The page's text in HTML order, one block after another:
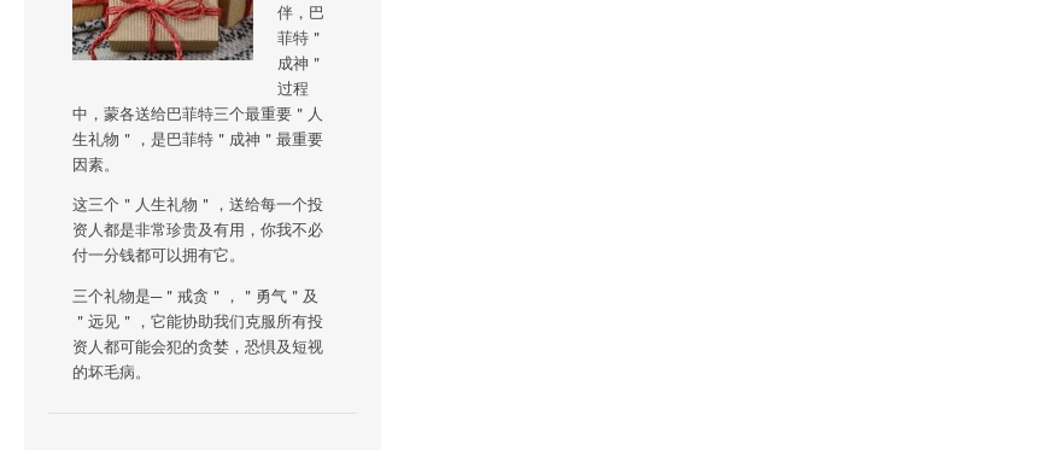
伴，巴
菲特＂
成神＂
过程
中，蒙各送给巴菲特三个最重要＂人
生礼物＂，是巴菲特＂成神＂最重要
因素。
这三个＂人生礼物＂，送给每一个投
资人都是非常珍贵及有用，你我不必
付一分钱都可以拥有它。
三个礼物是─＂戒贪＂，＂勇气＂及
＂远见＂，它能协助我们克服所有投
资人都可能会犯的贪婪，恐惧及短视
的坏毛病。